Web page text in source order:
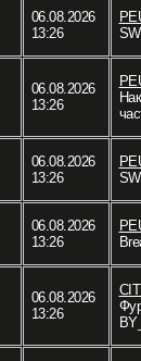
06.08.2026
13:26
06.08.2026
13:26
06.08.2026
13:26
06.08.2026
13:26
06.08.2026
13:26